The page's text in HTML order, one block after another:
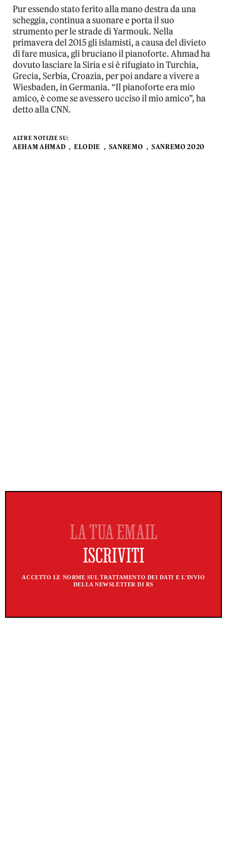
Pur essendo stato ferito alla mano destra da una
scheggia, continua a suonare e porta il suo
strumento per le strade di Yarmouk. Nella
primavera del 2015 gli islamisti, a causa del divieto
di fare musica, gli bruciano il pianoforte. Ahmad ha
dovuto lasciare la Siria e si è rifugiato in Turchia,
Grecia, Serbia, Croazia, per poi andare a vivere a
Wiesbaden, in Germania. “Il pianoforte era mio
amico, è come se avessero ucciso il mio amico”, ha
detto alla CNN.
ALTRE NOTIZIE SU:
AEHAM AHMAD ELODIE SANREMO SANREMO 2020
ACCETTO LE NORME SUL TRATTAMENTO DEI DATI E L'INVIO
DELLA NEWSLETTER DI RS